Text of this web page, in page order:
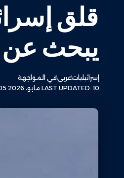
قلق
يبحث عن
LAST UPDATED: 10 مايو، 2026 5:05 ص
إسرائيلياتعربيفي المواجهة